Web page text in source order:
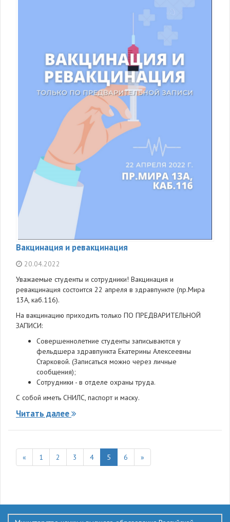
Вакцинация и ревакцинация
20.04.2022
Уважаемые студенты и сотрудники! Вакцинация и
ревакцинация состоится 22 апреля в здравпункте (пр.Мира
13А, каб.116).
На вакцинацию приходить только ПО ПРЕДВАРИТЕЛЬНОЙ
ЗАПИСИ:
Совершеннолетние студенты записываются у
фельдшера здравпункта Екатерины Алексеевны
Старковой. (Записаться можно через личные
сообщения);
Сотрудники - в отделе охраны труда.
С собой иметь СНИЛС, паспорт и маску.
Читать далее
« 1 2 3 4 5 6 »